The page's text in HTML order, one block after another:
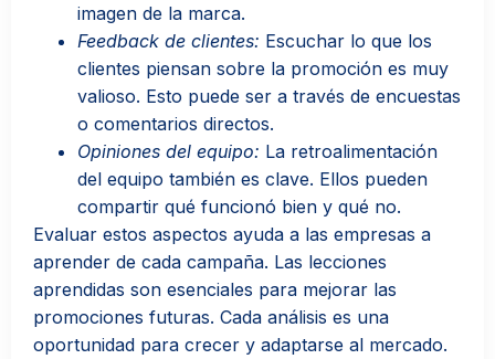
imagen de la marca.
Feedback de clientes: Escuchar lo que los
clientes piensan sobre la promoción es muy
valioso. Esto puede ser a través de encuestas
o comentarios directos.
Opiniones del equipo: La retroalimentación
del equipo también es clave. Ellos pueden
compartir qué funcionó bien y qué no.
Evaluar estos aspectos ayuda a las empresas a
aprender de cada campaña. Las lecciones
aprendidas son esenciales para mejorar las
promociones futuras. Cada análisis es una
oportunidad para crecer y adaptarse al mercado.